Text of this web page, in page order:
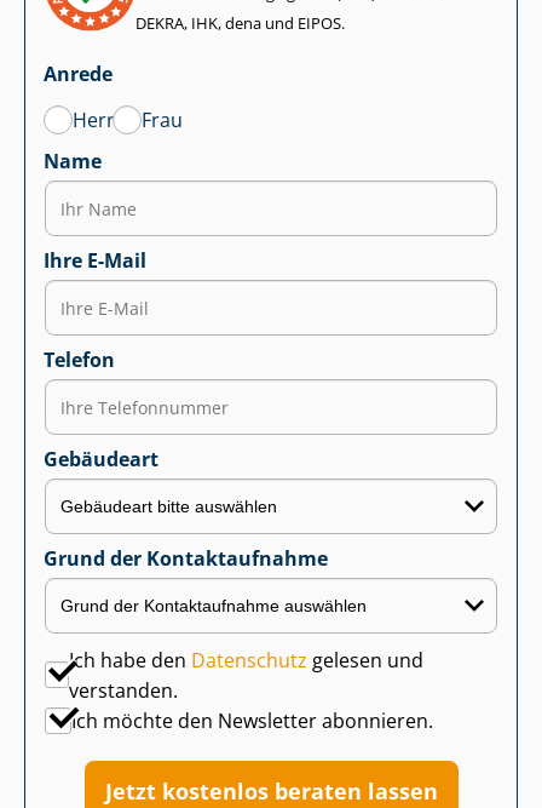
DEKRA, IHK, dena und EIPOS.
Anrede
Herr
Frau
Name
Ihre E-Mail
Telefon
Gebäudeart
Grund der Kontaktaufnahme
Ich habe den Datenschutz gelesen und
verstanden.
Ich möchte den Newsletter abonnieren.
Jetzt kostenlos beraten lassen